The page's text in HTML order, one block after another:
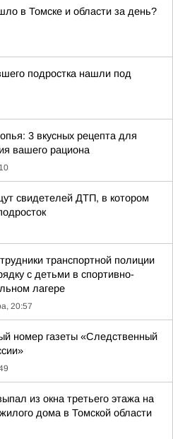
в Томске и области за день?
подростка нашли под
3 вкусных рецепта для
вашего рациона
свидетелей ДТП, в котором
транспортной полиции
с детьми в спортивно-
лагере
20:57
номер газеты «Следственный
из окна третьего этажа на
дома в Томской области